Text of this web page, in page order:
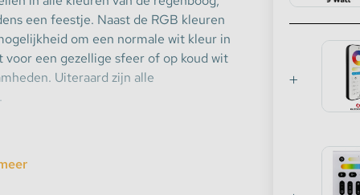
een feestje. Naast de RGB kleuren
om een normale wit kleur in
een gezellige sfeer of op koud wit
Uiteraard zijn alle
ook een downlight van GLEDOPTO